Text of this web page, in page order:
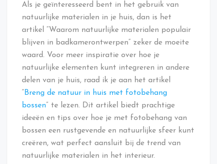
Als je geïnteresseerd bent in het gebruik van
natuurlijke materialen in je huis, dan is het
artikel “Waarom natuurlijke materialen populair
blijven in badkamerontwerpen” zeker de moeite
waard. Voor meer inspiratie over hoe je
natuurlijke elementen kunt integreren in andere
delen van je huis, raad ik je aan het artikel
“ Breng de natuur in huis met fotobehang
bossen” te lezen. Dit artikel biedt prachtige
ideeën en tips over hoe je met fotobehang van
bossen een rustgevende en natuurlijke sfeer kunt
creëren, wat perfect aansluit bij de trend van
natuurlijke materialen in het interieur.